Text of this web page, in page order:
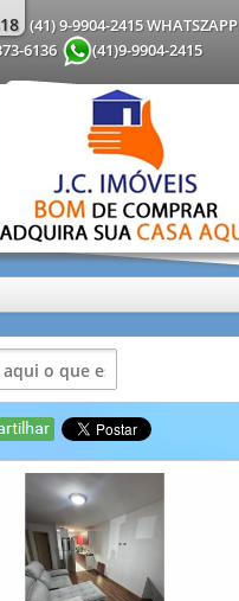
(41) 9-9904-2415 WHATSZAPP
6136
(41)9-9904-2415